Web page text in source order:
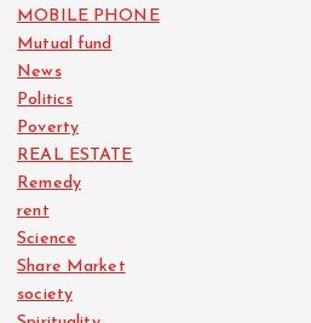
MOBILE PHONE
Mutual fund
News
Politics
Poverty
REAL ESTATE
Remedy
rent
Science
Share Market
society